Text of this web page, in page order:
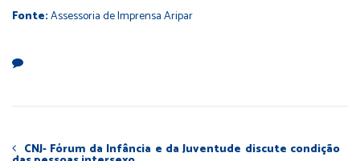
Fonte:Assessoria de Imprensa Aripar
CNJ- Fórum da Infância e da Juventude discute condição